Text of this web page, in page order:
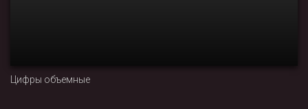
Цифры объемные